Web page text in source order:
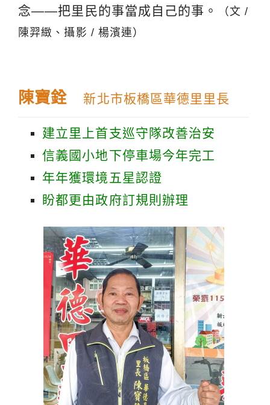
念——把里民的事當成自己的事。
（文 /
陳羿緻、攝影 / 楊濱連）
陳寶銓 新北市板橋區華德里里長
建立里上首支巡守隊改善治安
信義國小地下停車場今年完工
年年獲環境五星認證
盼都更由政府訂規則辦理